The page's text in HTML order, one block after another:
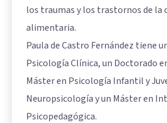
los traumas y los trastornos de la
alimentaria.
Paula de Castro Fernández tiene
Psicología Clínica, un Doctorado
Máster en Psicología Infantil y
Neuropsicología y un Máster en
Psicopedagógica.